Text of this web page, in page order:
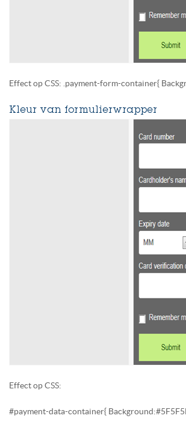
Effect op CSS: .payment-form-container{
Kleur van formulierwrapper
Effect op CSS:
#payment-data-container{